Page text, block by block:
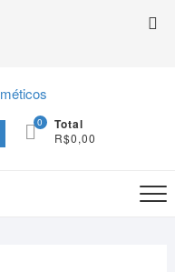
0 Total
R$0,00